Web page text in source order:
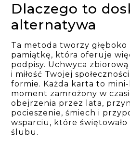
Dlaczego to
alternatywa
Ta metoda tworzy głęboko
pamiątkę, która oferuje
podpisy. Uchwyca
i miłość Twojej
formie. Każda karta to
moment zamrożony w
obejrzenia przez lata,
pocieszenie, śmiech i
wsparciu, które świętowało
ślubu.